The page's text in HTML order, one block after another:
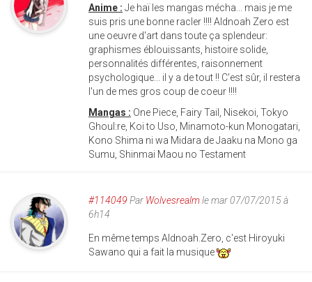
Anime : Je haï les mangas mécha... mais je me
suis pris une bonne racler !!!! Aldnoah Zero est
une oeuvre d'art dans toute ça splendeur:
graphismes éblouissants, histoire solide,
personnalités différentes, raisonnement
psychologique... il y a de tout !! C'est sûr, il restera
l'un de mes gros coup de coeur !!!!
Mangas : One Piece, Fairy Tail, Nisekoi, Tokyo
Ghoul:re, Koi to Uso, Minamoto-kun Monogatari,
Kono Shima ni wa Midara de Jaaku na Mono ga
Sumu, Shinmai Maou no Testament
#114049 Par Wolvesrealmle mar 07/07/2015 à
6h14
En même temps Aldnoah.Zero, c'est Hiroyuki
Sawano qui a fait la musique